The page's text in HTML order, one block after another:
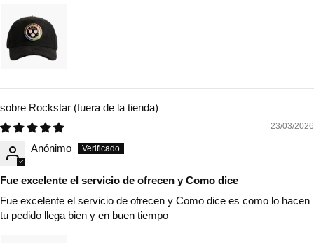
Rockstar
23/03/2026
Anónimo
Fue excelente el servicio de ofrecen y Como dice
Fue excelente el servicio de ofrecen y Como dice es como lo hacen
tu pedido llega bien y en buen tiempo